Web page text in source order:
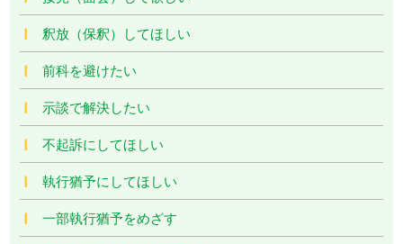
釈放（保釈）してほしい
前科を避けたい
示談で解決したい
不起訴にしてほしい
執行猶予にしてほしい
一部執行猶予をめざす